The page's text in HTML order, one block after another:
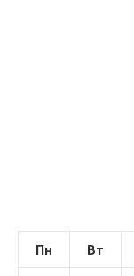
Пн
Вт